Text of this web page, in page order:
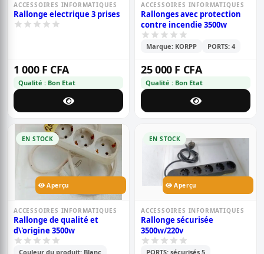
ACCESSOIRES INFORMATIQUES
Rallonge electrique 3 prises
1 000 F CFA
Qualité : Bon Etat
ACCESSOIRES INFORMATIQUES
Rallonges avec protection
contre incendie 3500w
Marque: KORPP PORTS: 4
25 000 F CFA
Qualité : Bon Etat
EN STOCK
Aperçu
ACCESSOIRES INFORMATIQUES
Rallonge de qualité et
d\'origine 3500w
Couleur du produit: Blanc
EN STOCK
Aperçu
ACCESSOIRES INFORMATIQUES
Rallonge sécurisée
3500w/220v
PORTS: sécurisés 5